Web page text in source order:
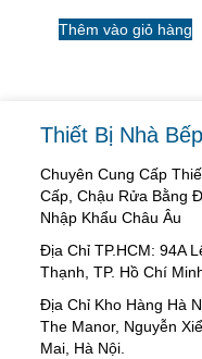
Thêm vào giỏ hàng
Thiết Bị Nhà
Chuyên Cung Cấp
Cấp, Chậu Rửa Bằng
Nhập Khẩu Châu Âu
Địa Chỉ TP.HCM: 94A
Thạnh, TP. Hồ Chí
Địa Chỉ Kho Hàng Hà
The Manor, Nguyễn
Mai, Hà Nội.